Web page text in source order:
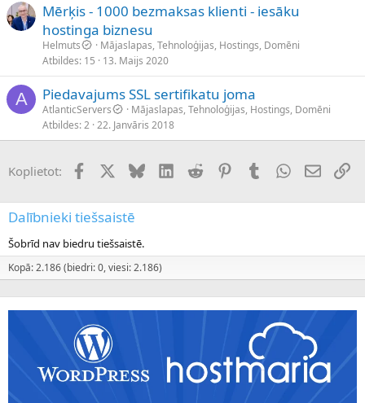
Mērķis - 1000 bezmaksas klienti - iesāku
hostinga biznesu
Helmuts
Mājaslapas, Tehnoloģijas, Hostings, Domēni
Atbildes 15 13. Maijs 2020
A Piedavajums SSL sertifikatu joma
AtlanticServers
Mājaslapas, Tehnoloģijas, Hostings, Domēni
Atbildes 2 22. Janvāris 2018
Koplietot: FacebookX (Twitter)
BlueskyLinkedInReddit PinterestTumblrWhatsApp
E-pasts
Dalībnieki tiešsaistē
Šobrīd nav biedru tiešsaistē.
Kopā: 2.186 (biedri: 0, viesi: 2.186)